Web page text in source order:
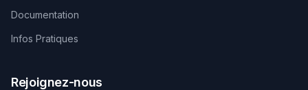
Documentation
Infos Pratiques
Rejoignez-nous